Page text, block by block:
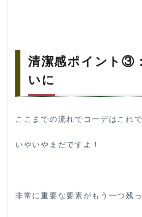
清潔感ポイント③
いに
ここまでの流れでコーデはこれ
いやいやまだですよ！
非常に重要な要素がもう一つ残っ